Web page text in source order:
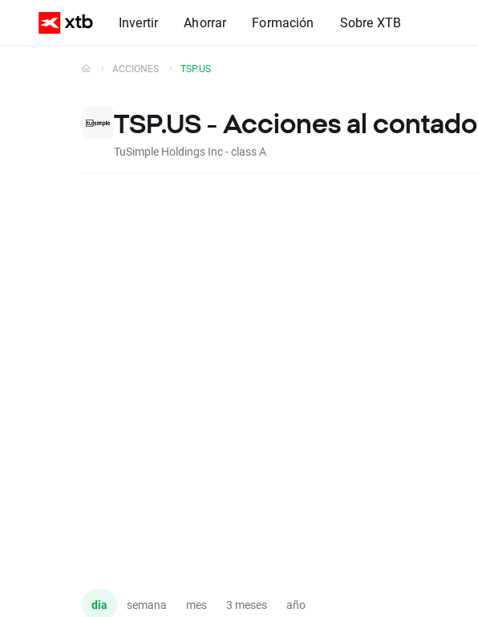
Invertir Ahorrar Formación Sobre XTB
ACCIONES TSP.US
TSP.US - Acciones al contado
TuSimple Holdings Inc - class A
dia semana mes 3 meses año